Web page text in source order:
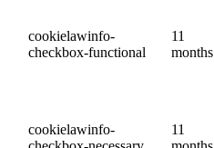
cookielawinfo-
checkbox-functional
11
months
cookielawinfo-
11